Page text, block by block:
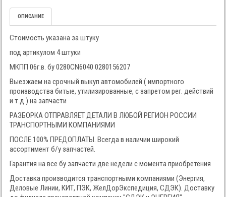
ОПИСАНИЕ
Стоимость указана за штуку
под артикулом 4 штуки
МКПП 06г.в. бу 0280CN6040 0280156207
Выезжаем на срочный выкуп автомобилей ( импортного
производства битые, утилизированные, с запретом рег. действий
и т.д ) на запчасти
РАЗБОРКА ОТПРАВЛЯЕТ ДЕТАЛИ В ЛЮБОЙ РЕГИОН РОССИИ
ТРАНСПОРТНЫМИ КОМПАНИЯМИ
ПОСЛЕ 100% ПРЕДОПЛАТЫ. Всегда в наличии широкий
ассортимент б/у запчастей.
Гарантия на все бу запчасти две недели с момента приобретения
Доставка производится транспортными компаниями (Энергия,
Деловые Линии, КИТ, ПЭК, ЖелДорЭкспедиция, СДЭК). Доставку